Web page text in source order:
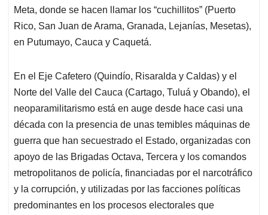
Meta, donde se hacen llamar los “cuchillitos” (Puerto
Rico, San Juan de Arama, Granada, Lejanías, Mesetas),
en Putumayo, Cauca y Caquetá.
En el Eje Cafetero (Quindío, Risaralda y Caldas) y el
Norte del Valle del Cauca (Cartago, Tuluá y Obando), el
neoparamilitarismo está en auge desde hace casi una
década con la presencia de unas temibles máquinas de
guerra que han secuestrado el Estado, organizadas con
apoyo de las Brigadas Octava, Tercera y los comandos
metropolitanos de policía, financiadas por el narcotráfico
y la corrupción, y utilizadas por las facciones políticas
predominantes en los procesos electorales que